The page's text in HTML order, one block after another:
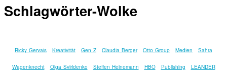
Schlagwörter-Wolke
Ricky Gervais Kreativität Gen Z Claudia Berger Otto Group Medien Sahra
Wagenknecht Olga Sviridenko Steffen Heinemann HBO Publishing LEANDER